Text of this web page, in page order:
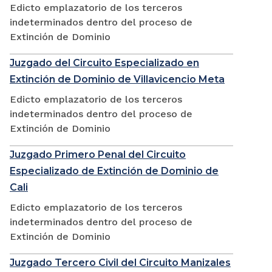
Edicto emplazatorio de los terceros
indeterminados dentro del proceso de
Extinción de Dominio
Juzgado del Circuito Especializado en
Extinción de Dominio de Villavicencio Meta
Edicto emplazatorio de los terceros
indeterminados dentro del proceso de
Extinción de Dominio
Juzgado Primero Penal del Circuito
Especializado de Extinción de Dominio de
Cali
Edicto emplazatorio de los terceros
indeterminados dentro del proceso de
Extinción de Dominio
Juzgado Tercero Civil del Circuito Manizales